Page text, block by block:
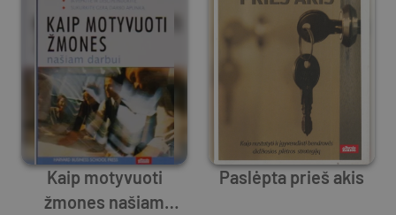
Kaip motyvuoti
žmones našiam
Paslėpta prieš akis